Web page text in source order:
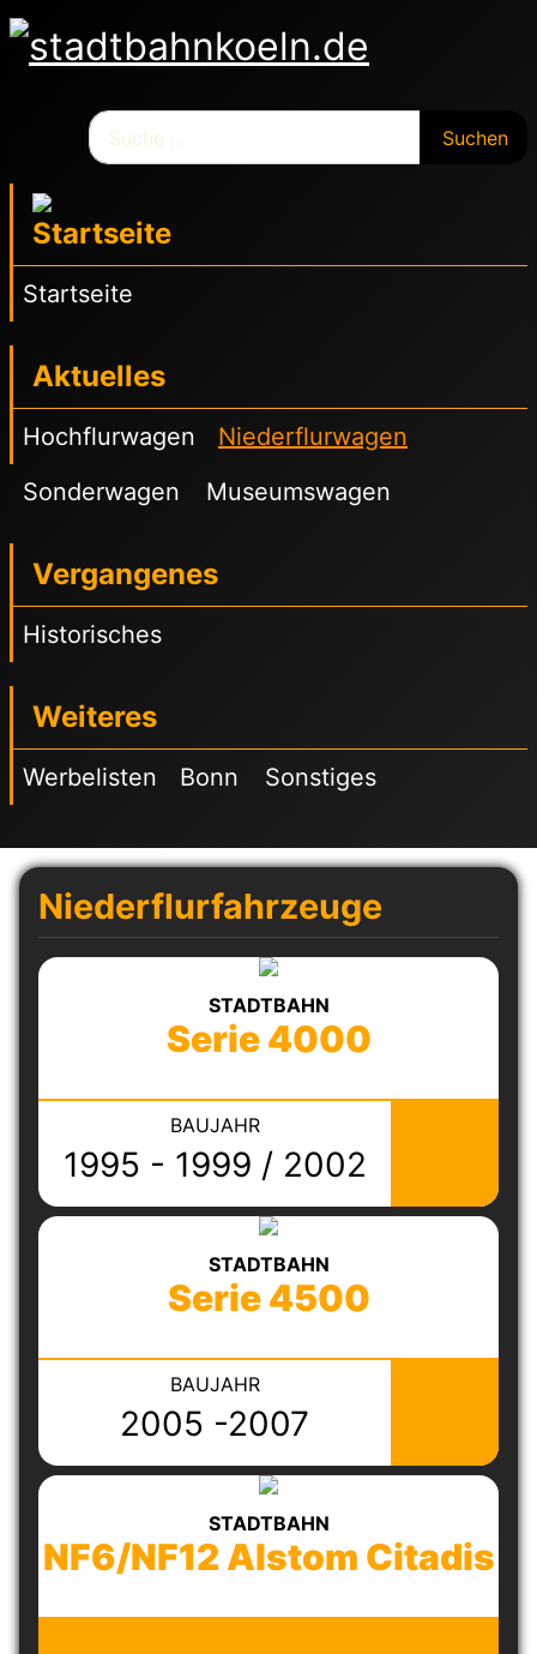
Suchen
Startseite
Aktuelles
Hochflurwagen
Niederflurwagen
Sonderwagen
Museumswagen
Vergangenes
Historisches
Weiteres
Werbelisten Bonn Sonstiges
Niederflurfahrzeuge
STADTBAHN
Serie 4000
BAUJAHR
1995 - 1999 / 2002
STADTBAHN
Serie 4500
BAUJAHR
2005 -2007
STADTBAHN
NF6/NF12 Alstom Citadis